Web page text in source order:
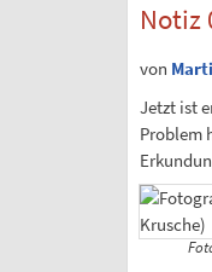
Notiz
von
Jetzt ist
Problem